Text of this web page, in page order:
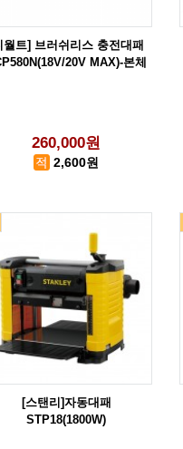
월트] 브러쉬리스 충전대패
20V MAX)-본체
260,000원
2,600원
[스탠리]자동대패
STP18(1800W)